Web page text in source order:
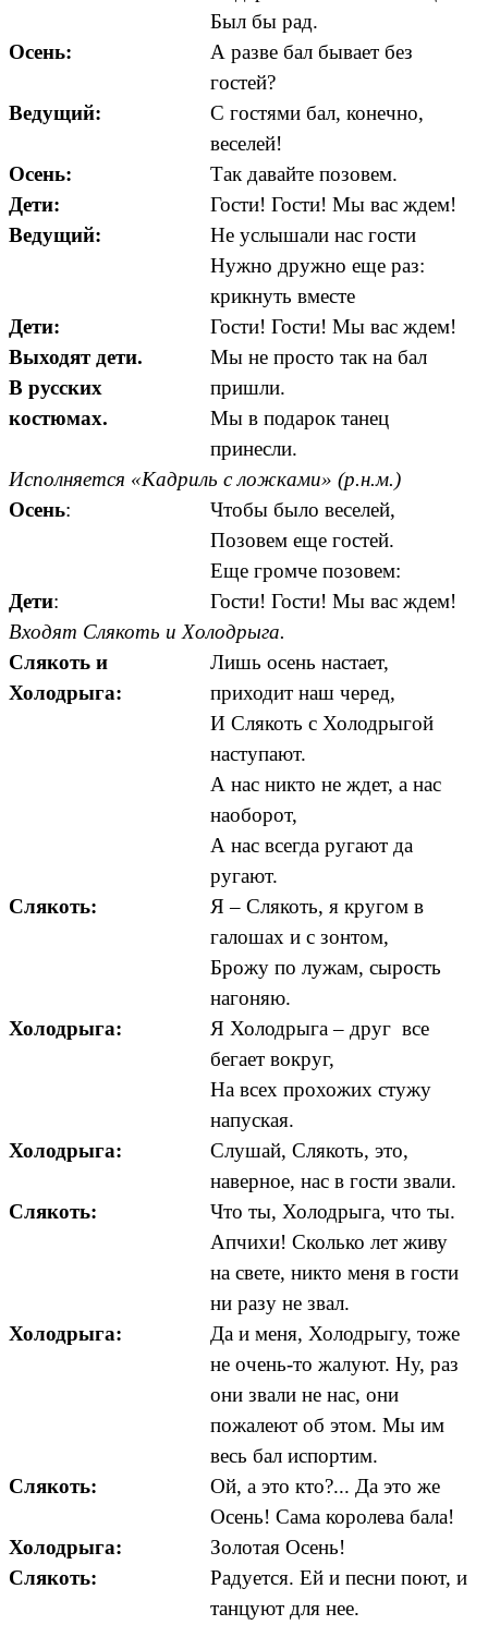
Был бы рад.
Осень:
А разве бал бывает без
гостей?
Ведущий:
С гостями бал, конечно,
веселей!
Осень:
Так давайте позовем.
Дети:
Гости! Гости! Мы вас ждем!
Ведущий:
Не услышали нас гости
Нужно дружно еще раз:
крикнуть вместе
Дети:
Гости! Гости! Мы вас ждем!
Выходят дети.
В русских
костюмах.
Мы не просто так на бал
пришли.
Мы в подарок танец
принесли.
Исполняется «Кадриль с ложками» (р.н.м.)
Осень:
Чтобы было веселей,
Позовем еще гостей.
Еще громче позовем:
Дети:
Гости! Гости! Мы вас ждем!
Входят Слякоть и Холодрыга.
Слякоть и
Холодрыга:
Лишь осень настает,
приходит наш черед,
И Слякоть с Холодрыгой
наступают.
А нас никто не ждет, а нас
наоборот,
А нас всегда ругают да
ругают.
Слякоть:
Я – Слякоть, я кругом в
галошах и с зонтом,
Брожу по лужам, сырость
нагоняю.
Холодрыга:
Я Холодрыга – друг все
бегает вокруг,
На всех прохожих стужу
напуская.
Холодрыга:
Слушай, Слякоть, это,
наверное, нас в гости звали.
Слякоть:
Что ты, Холодрыга, что ты.
Апчихи! Сколько лет живу
на свете, никто меня в гости
ни разу не звал.
Холодрыга:
Да и меня, Холодрыгу, тоже
не очень-то жалуют. Ну, раз
они звали не нас, они
пожалеют об этом. Мы им
весь бал испортим.
Слякоть:
Ой, а это кто?... Да это же
Осень! Сама королева бала!
Холодрыга:
Золотая Осень!
Слякоть:
Радуется. Ей и песни поют, и
танцуют для нее.